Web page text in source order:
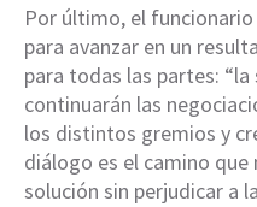
Por último, el
para avanzar en un
para todas las partes: “la
continuarán las
los distintos gremios y
diálogo es el camino que
solución sin perjudicar a